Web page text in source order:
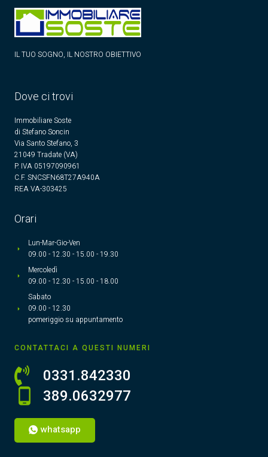
IL TUO SOGNO, IL NOSTRO OBIETTIVO
Dove ci trovi
Immobiliare Soste
di Stefano Soncin
Via Santo Stefano, 3
21049 Tradate (VA)
P. IVA 05197090961
C.F. SNCSFN68T27A940A
REA VA-303425
Orari
Lun-Mar-Gio-Ven
09.00 - 12.30 - 15.00 - 19.30
Mercoledì
09.00 - 12.30 - 15.00 - 18.00
Sabato
09.00 - 12.30
pomeriggio su appuntamento
CONTATTACI A QUESTI NUMERI
0331.842330
389.0632977
whatsapp